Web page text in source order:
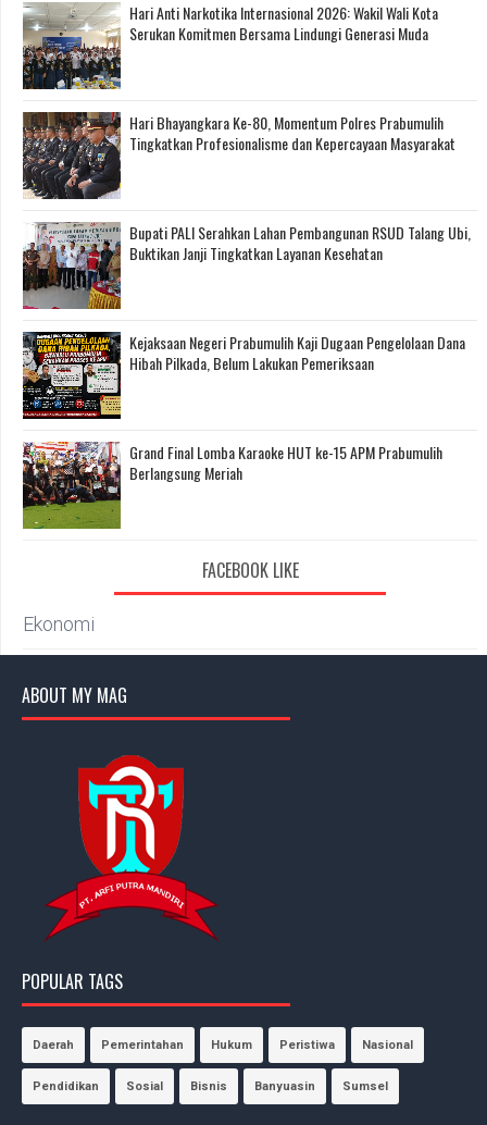
Hari Anti Narkotika Internasional 2026: Wakil Wali Kota
Serukan Komitmen Bersama Lindungi Generasi Muda
Hari Bhayangkara Ke-80, Momentum Polres Prabumulih
Tingkatkan Profesionalisme dan Kepercayaan Masyarakat
Bupati PALI Serahkan Lahan Pembangunan RSUD Talang Ubi,
Buktikan Janji Tingkatkan Layanan Kesehatan
Kejaksaan Negeri Prabumulih Kaji Dugaan Pengelolaan Dana
Hibah Pilkada, Belum Lakukan Pemeriksaan
Grand Final Lomba Karaoke HUT ke-15 APM Prabumulih
Berlangsung Meriah
FACEBOOK LIKE
Ekonomi
ABOUT MY MAG
POPULAR TAGS
Daerah Pemerintahan Hukum Peristiwa Nasional
Pendidikan Sosial Bisnis Banyuasin Sumsel